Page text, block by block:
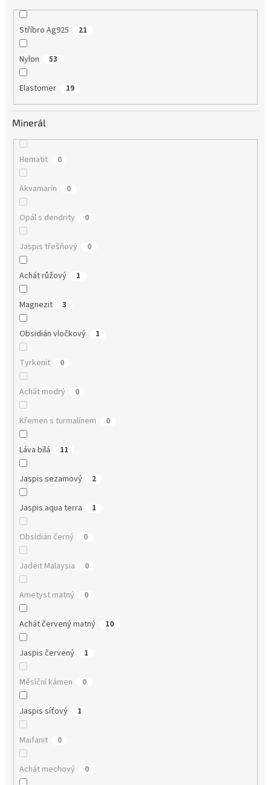
Stříbro Ag925 21
Nylon 53
Elastomer 19
Minerál
Hematit 0
Akvamarín 0
Opál s dendrity 0
Jaspis třešňový 0
Achát růžový 1
Magnezit 3
Obsidián vločkový 1
Tyrkenit 0
Achát modrý 0
Křemen s turmalínem 0
Láva bílá 11
Jaspis sezamový 2
Jaspis aqua terra 1
Obsidián černý 0
Jadeit Malaysia 0
Ametyst matný 0
Achát červený matný 10
Jaspis červený 1
Měsíční kámen 0
Jaspis síťový 1
Maifanit 0
Achát mechový 0